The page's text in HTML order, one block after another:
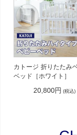
カトージ 折りたたみ
ベッド［ホワイト］
20,800円 (税込)